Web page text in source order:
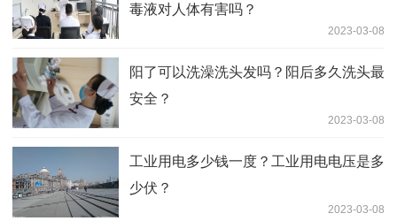
毒液对人体有害吗？
2023-03-08
阳了可以洗澡洗头发吗？阳后多久洗头最
安全？
2023-03-08
工业用电多少钱一度？工业用电电压是多
少伏？
2023-03-08